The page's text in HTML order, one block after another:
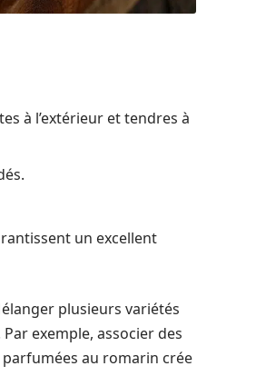
à l’extérieur et tendres à
un excellent
plusieurs variétés
exemple, associer des
au romarin crée